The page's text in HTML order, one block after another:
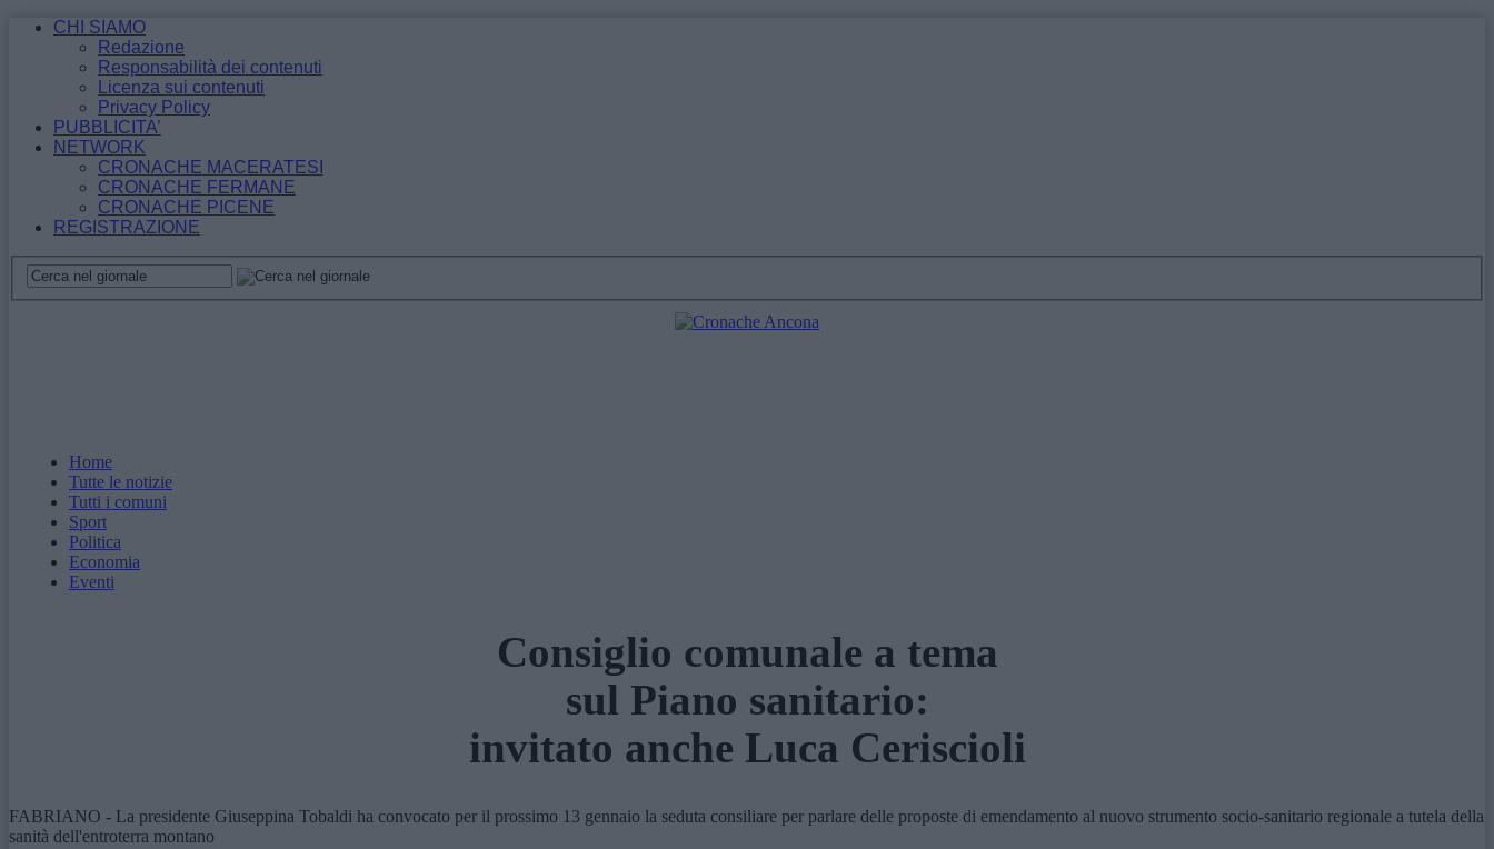
CHI SIAMO
Redazione
Responsabilità dei contenuti
Licenza sui contenuti
Privacy Policy
PUBBLICITA’
NETWORK
CRONACHE MACERATESI
CRONACHE FERMANE
CRONACHE PICENE
REGISTRAZIONE
Home
Tutte le notizie
Tutti i comuni
Sport
Politica
Economia
Eventi
Consiglio comunale a tema
sul Piano sanitario:
invitato anche Luca Ceriscioli
FABRIANO - La presidente Giuseppina Tobaldi ha convocato per il prossimo 13 gennaio la seduta consiliare per parlare delle proposte di emendamento al nuovo strumento socio-sanitario regionale a tutela della
sanità dell'entroterra montano